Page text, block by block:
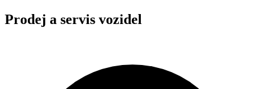
Prodej a servis vozidel